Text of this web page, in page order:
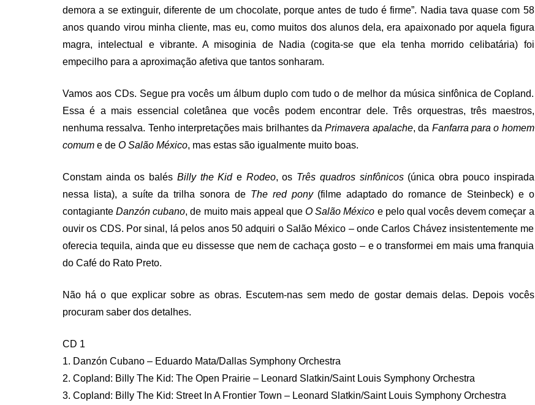
demora a se extinguir, diferente de um chocolate, porque antes de tudo é firme”. Nadia tava quase com 58
anos quando virou minha cliente, mas eu, como muitos dos alunos dela, era apaixonado por aquela figura
magra, intelectual e vibrante. A misoginia de Nadia (cogita-se que ela tenha morrido celibatária) foi
empecilho para a aproximação afetiva que tantos sonharam.
Vamos aos CDs. Segue pra vocês um álbum duplo com tudo o de melhor da música sinfônica de Copland.
Essa é a mais essencial coletânea que vocês podem encontrar dele. Três orquestras, três maestros,
nenhuma ressalva. Tenho interpretações mais brilhantes daPrimavera apalache, da Fanfarra para o homem
comum e de O Salão México, mas estas são igualmente muito boas.
Constam ainda os balés Billy the Kide Rodeo, os Três quadros sinfônicos(única obra pouco inspirada
nessa lista), a suíte da trilha sonora de The red pony(filme adaptado do romance de Steinbeck) e o
contagianteDanzón cubano, de muito mais appeal queO Salão México e pelo qual vocês devem começar a
ouvir os CDS. Por sinal, lá pelos anos 50 adquiri o Salão México – onde Carlos Chávez insistentemente me
oferecia tequila, ainda que eu dissesse que nem de cachaça gosto – e o transformei em mais uma franquia
do Café do Rato Preto.
Não há o que explicar sobre as obras. Escutem-nas sem medo de gostar demais delas. Depois vocês
procuram saber dos detalhes.
CD 1
1. Danzón Cubano – Eduardo Mata/Dallas Symphony Orchestra
2. Copland: Billy The Kid: The Open Prairie – Leonard Slatkin/Saint Louis Symphony Orchestra
3. Copland: Billy The Kid: Street In A Frontier Town – Leonard Slatkin/Saint Louis Symphony Orchestra